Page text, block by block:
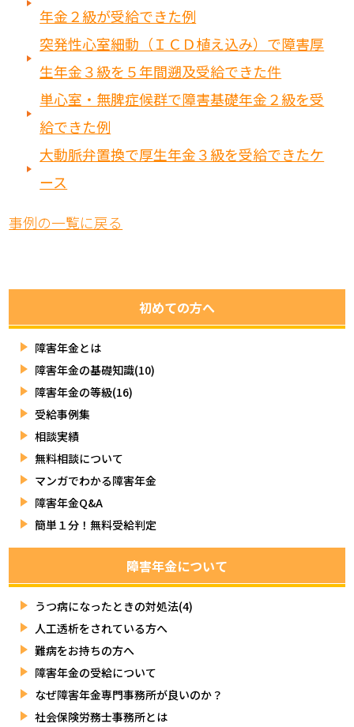
年金２級が受給できた例
突発性心室細動（ＩＣＤ植え込み）で障害厚
生年金３級を５年間遡及受給できた件
単心室・無脾症候群で障害基礎年金２級を受
給できた例
大動脈弁置換で厚生年金３級を受給できたケ
ース
事例の一覧に戻る
初めての方へ
障害年金とは
障害年金の基礎知識(10)
障害年金の等級(16)
受給事例集
相談実績
無料相談について
マンガでわかる障害年金
障害年金Q&A
簡単１分！無料受給判定
障害年金について
うつ病になったときの対処法(4)
人工透析をされている方へ
難病をお持ちの方へ
障害年金の受給について
なぜ障害年金専門事務所が良いのか？
社会保険労務士事務所とは